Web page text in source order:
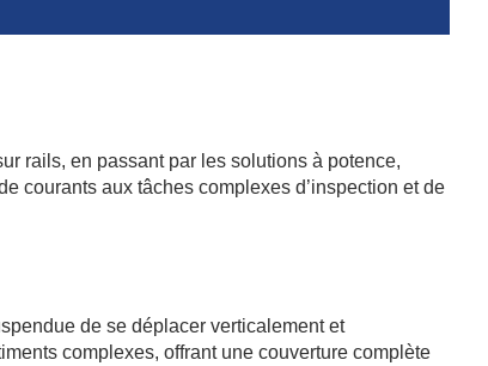
rails, en passant par les solutions à potence,
courants aux tâches complexes d’inspection et de
de se déplacer verticalement et
complexes, offrant une couverture complète